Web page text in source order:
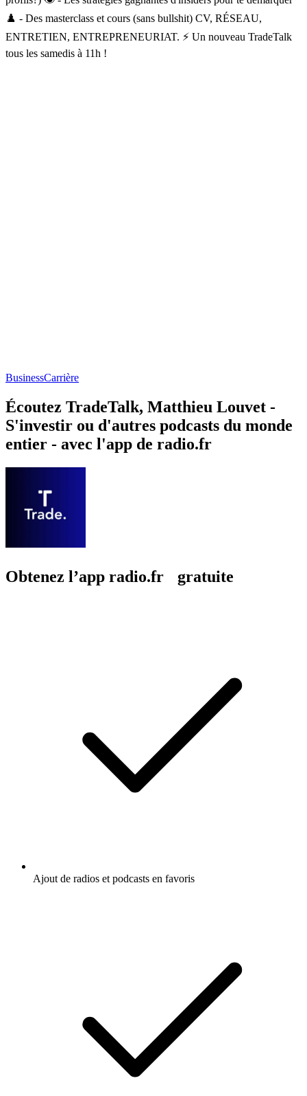
♟ - Des masterclass et cours (sans bullshit) CV, RÉSEAU,
ENTRETIEN, ENTREPRENEURIAT. ⚡️ Un nouveau TradeTalk
tous les samedis à 11h !
BusinessCarrière
Écoutez TradeTalk, Matthieu Louvet -
S'investir ou d'autres podcasts du monde
entier - avec l'app de radio.fr
Obtenez l’app radio.fr gratuite
Ajout de radios et podcasts en favoris